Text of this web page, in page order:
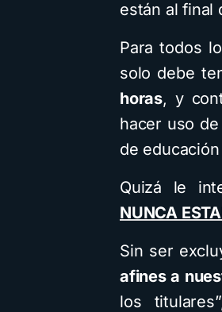
están al final
Para todos
solo debe
horas, y
hacer uso
de educación
Quizá le
NUNCA
Sin ser
afines a
los